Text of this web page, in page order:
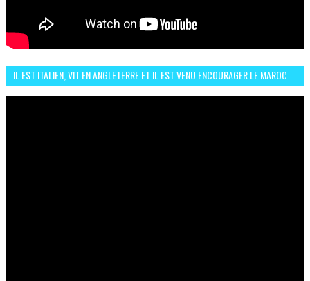
IL EST ITALIEN, VIT EN ANGLETERRE ET IL EST VENU ENCOURAGER LE MAROC